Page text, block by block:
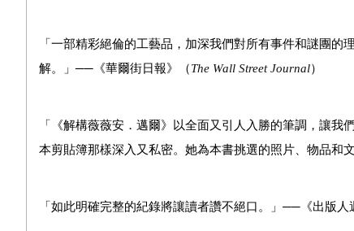
「一部精彩絕倫的工藝品，加深我們對所有事件和謎團
解。」──《華爾街日報》（The Wall Street Journal）
「《解構薇薇安．邁爾》以全面又引人入勝的筆調，讓
本剪貼簿那樣深入又私密。她為本書挑選的照片、物品和
「如此明確完整的紀錄將讓讀者讚不絕口。」──《出版人